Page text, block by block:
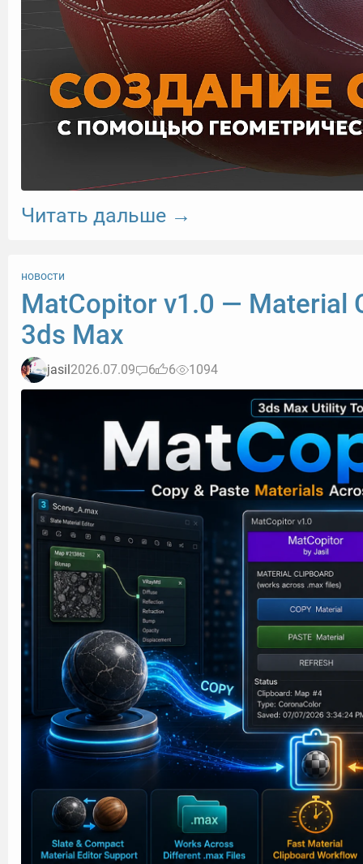
Читать дальше →
новости
MatCopitor v1.0 — Material
3ds Max
jasil2026.07.09 6 6 1094